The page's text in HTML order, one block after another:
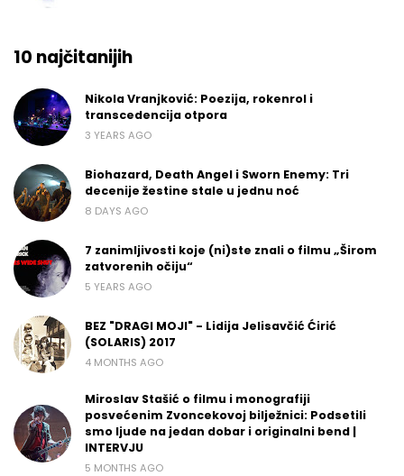
10 najčitanijih
Nikola Vranjković: Poezija, rokenrol i
transcedencija otpora
3 YEARS AGO
Biohazard, Death Angel i Sworn Enemy: Tri
decenije žestine stale u jednu noć
8 DAYS AGO
7 zanimljivosti koje (ni)ste znali o filmu „Širom
zatvorenih očiju“
5 YEARS AGO
BEZ "DRAGI MOJI" - Lidija Jelisavčić Ćirić
(SOLARIS) 2017
4 MONTHS AGO
Miroslav Stašić o filmu i monografiji
posvećenim Zvoncekovoj bilježnici: Podsetili
smo ljude na jedan dobar i originalni bend |
INTERVJU
5 MONTHS AGO